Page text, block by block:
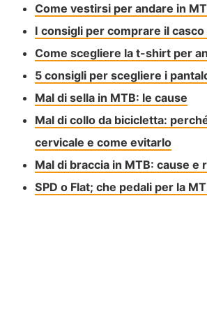
Come vestirsi per andare in
I consigli per comprare il casco
Come scegliere la t-shirt per
5 consigli per scegliere i
Mal di sella in MTB: le cause
Mal di collo da bicicletta:
cervicale e come evitarlo
Mal di braccia in MTB: cause e
SPD o Flat; che pedali per la